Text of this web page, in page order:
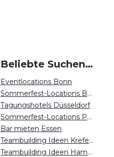
Beliebte Suchen auf Event Inc
Eventlocations Bonn
Sommerfest-Locations Berlin
Tagungshotels Düsseldorf
Sommerfest-Locations Potsdam
Bar mieten Essen
Teambuilding Ideen Krefeld
Teambuilding Ideen Hamburg